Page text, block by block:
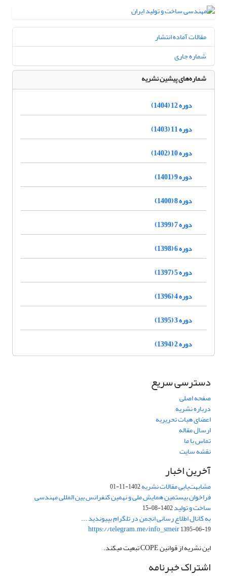
مقالات آماده انتشار
شماره جاری
شماره‌های پیشین نشریه
دوره 12 (1404)
دوره 11 (1403)
دوره 10 (1402)
دوره 9 (1401)
دوره 8 (1400)
دوره 7 (1399)
دوره 6 (1398)
دوره 5 (1397)
دوره 4 (1396)
دوره 3 (1395)
دوره 2 (1394)
دسترسی سریع
صفحه اصلی
درباره نشریه
اعضای هیات تحریریه
ارسال مقاله
تماس با ما
نقشه سایت
آخرین اخبار
مشابهت‌یابی مقالات نشریه1402-11-01
فراخوان بیستمین همایش ملی و نهمین کنفرانس بین المللی مهندسی
ساخت و تولید1402-08-15
به کانال اطلاع رسانی انجمن در تلگرام بپیوندید ...
https://telegram.me/info_smeir1395-06-19
این نشریه از قوانین COPE تبعیت میکند.
اشتراک خبرنامه